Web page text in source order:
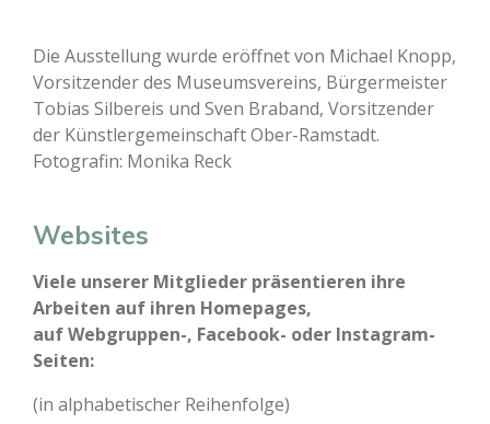
Die Ausstellung wurde eröffnet von Michael Knopp,
Vorsitzender des Museumsvereins, Bürgermeister
Tobias Silbereis und Sven Braband, Vorsitzender
der Künstlergemeinschaft Ober-Ramstadt.
Fotografin: Monika Reck
Websites
Viele unserer Mitglieder präsentieren ihre
Arbeiten auf ihren Homepages,
auf Webgruppen-, Facebook- oder Instagram-
Seiten:
(in alphabetischer Reihenfolge)